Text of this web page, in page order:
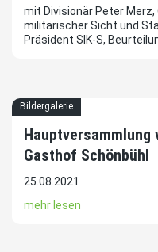
mit Divisionär Peter
militärischer Sicht und
Präsident SIK-S,
Bildergalerie
Hauptversammlung
Gasthof Schönbühl
25.08.2021
mehr lesen